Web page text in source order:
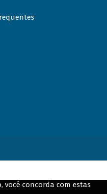
você concorda com estas